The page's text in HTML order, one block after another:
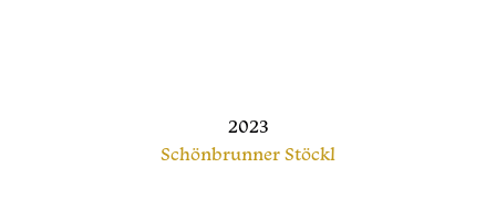
2023
Schönbrunner Stöckl